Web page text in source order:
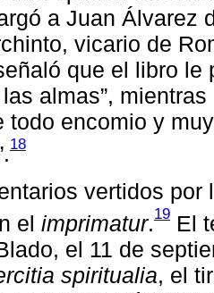
a Juan Álvarez
vicario de
que el libro le
almas”,
todo encomio y
18
vertidos
el imprimatur.19 El
el 11 de
spiritualia, el